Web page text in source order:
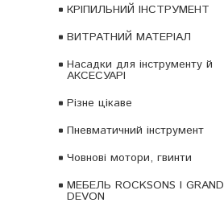
КРІПИЛЬНИЙ ІНСТРУМЕНТ
ВИТРАТНИЙ МАТЕРІАЛ
Насадки для інструменту й
АКСЕСУАРІ
Різне цікаве
Пневматичний інструмент
Човнові мотори, гвинти
МЕБЕЛЬ ROCKSONS І GRAND
DEVON